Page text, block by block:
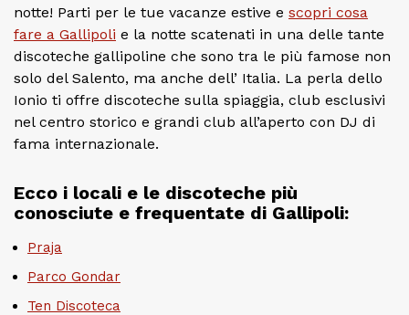
notte! Parti per le tue vacanze estive e scopri cosa
fare a Gallipoli e la notte scatenati in una delle tante
discoteche gallipoline che sono tra le più famose non
solo del Salento, ma anche dell’ Italia. La perla dello
Ionio ti offre discoteche sulla spiaggia, club esclusivi
nel centro storico e grandi club all’aperto con DJ di
fama internazionale.
Ecco i locali e le discoteche più
conosciute e frequentate di Gallipoli:
Praja
Parco Gondar
Ten Discoteca